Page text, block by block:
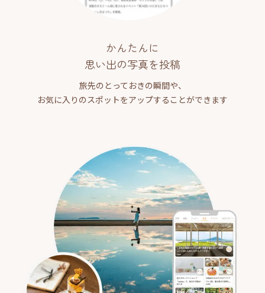
かんたんに
思い出の写真を投稿
旅先のとっておきの瞬間や、
お気に入りのスポットをアップすることができます